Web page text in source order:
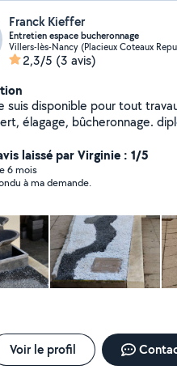
Franck Kieffer
Entretien espace bucheronnage
Villers-lès-Nancy (Placieux Coteaux
2,3/5 (3 avis)
suis disponible pour tout
élagage, bûcheronnage.
de l'environnement.
laissé par Virginie : 1/5
6 mois
à ma demande.
Voir le profil